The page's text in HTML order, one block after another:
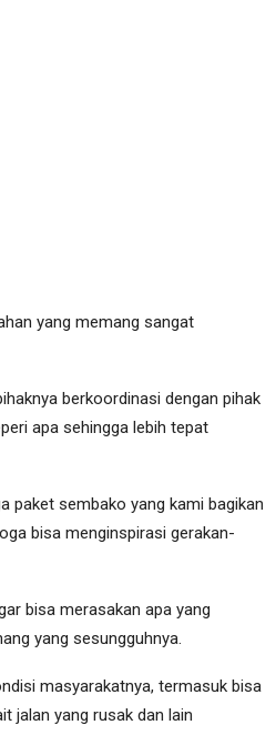
yang memang sangat
berkoordinasi dengan pihak
apa sehingga lebih tepat
paket sembako yang kami bagikan
bisa menginspirasi gerakan-
bisa merasakan apa yang
yang sesungguhnya.
masyarakatnya, termasuk bisa
jalan yang rusak dan lain